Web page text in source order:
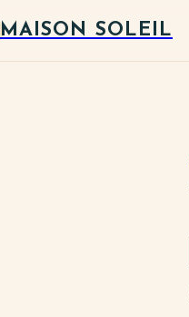
MAISON SOLEIL